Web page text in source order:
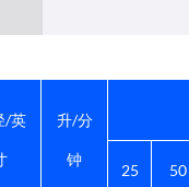
/英 升/分
钟
25 50